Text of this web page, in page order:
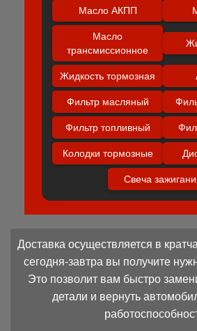
Масло АКПП
Масло
трансмиссионное
Жидкость тормозная
Фильтр масляный
Фильтр топливный
Колодки тормозные
Свеча
Доставка осуществляется в
сегодня-завтра вы получите
Это позволит вам быстро
детали и вернуть